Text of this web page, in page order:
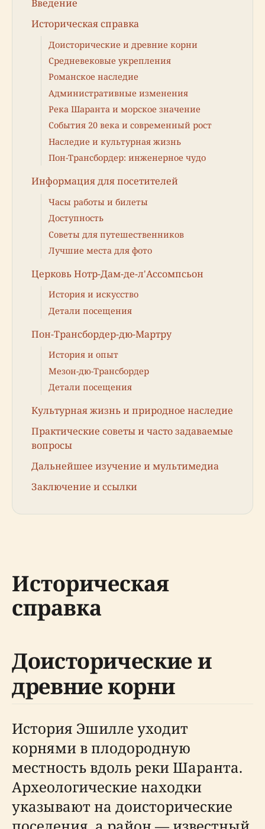
Введение
Историческая справка
Доисторические и древние корни
Средневековые укрепления
Романское наследие
Административные изменения
Река Шаранта и морское значение
События 20 века и современный рост
Наследие и культурная жизнь
Пон-Трансбордер: инженерное чудо
Информация для посетителей
Часы работы и билеты
Доступность
Советы для путешественников
Лучшие места для фото
Церковь Нотр-Дам-де-л'Ассомпсьон
История и искусство
Детали посещения
Пон-Трансбордер-дю-Мартру
История и опыт
Мезон-дю-Трансбордер
Детали посещения
Культурная жизнь и природное наследие
Практические советы и часто задаваемые
вопросы
Дальнейшее изучение и мультимедиа
Заключение и ссылки
Историческая
справка
Доисторические и
древние корни
История Эшилле уходит
корнями в плодородную
местность вдоль реки Шаранта.
Археологические находки
указывают на доисторические